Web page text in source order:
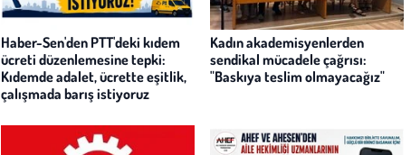
Haber-Sen'den PTT'deki kıdem
ücreti düzenlemesine tepki:
Kıdemde adalet, ücrette eşitlik,
çalışmada barış istiyoruz
Kadın akademisyenlerden
sendikal mücadele çağrısı:
"Baskıya teslim olmayacağız"